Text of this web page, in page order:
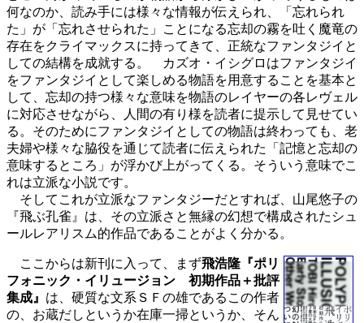
何なのか、読み手には様々な情報が伝えられ、「忘れられ
た」が「忘れさせられた」ことになる忘却の霧を吐く魔竜の
存在をクライマックスに持ってきて、正統なファンタジイと
しての結構を成就する。 カズオ・イシグロはファンタジイ
をファンタジイとして楽しめる物語を用意することを基本と
して、忘却の持つ様々な意味を物語のレイヤーの各レヴェル
に対応させながら、人間の有り様を読者に提示して見せてい
る。そのためにファンタジイとしての物語は終わっても、老
夫婦や様々な脇役を通じて読者に伝えられた「記憶と忘却の
意味するところ」が浮かび上がってくる。そういう意味でこ
れは立派な小説です。
そしてこれが立派なファンタジーだとすれば、山尾悠子の
『飛ぶ孔雀』は、その立派さと無縁の幻想で構成されたシュ
ールレアリスム的作品であることがよく分かる。
ここからは新刊に入って、まず飛浩隆『ポリ
フォニック・イリュージョン 初期作品＋批評
集成』 は、硬質な文系ＳＦの雄であるこの作者
の、お蔵だしというか在庫一掃というか、そん